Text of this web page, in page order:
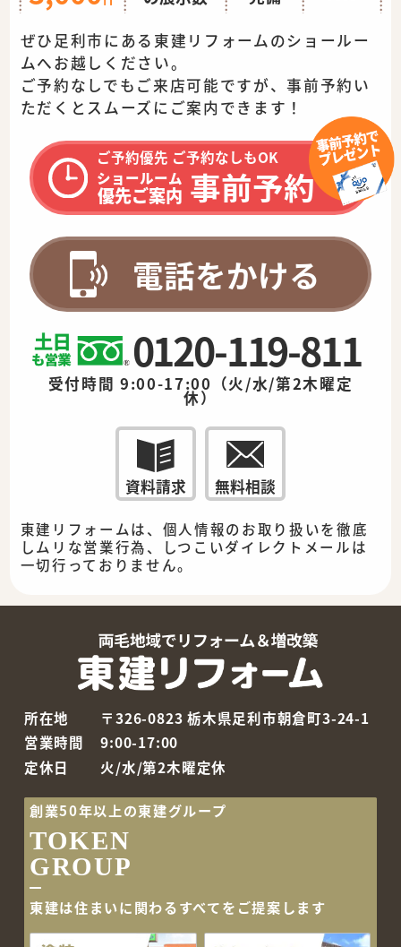
ぜひ足利市にある東建リフォームのショールー
ムへお越しください。
ご予約なしでもご来店可能ですが、事前予約い
ただくとスムーズに ご案内できます！
ご予約優先 ご予約なしもOK
ショールーム
優先ご案内 事前予約
電話をかける
0120-119-811
受付時間 9:00-17:00（火/水/第2木曜定
休）
資料請求 無料相談
東建リフォームは、個人情報のお取り扱いを徹底
しムリな営業行為、しつこいダイレクトメールは
一切行っておりません。
所在地
〒326-0823 栃木県足利市朝倉町3-24-1
営業時間
9:00-17:00
定休日
火/水/第2木曜定休
創業50年以上の東建グループ
TOKEN
GROUP
東建は住まいに関わるすべてをご提案します